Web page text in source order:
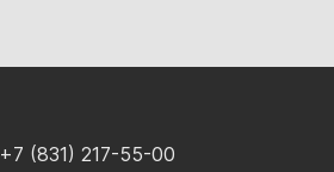
+7 (831) 217-55-00